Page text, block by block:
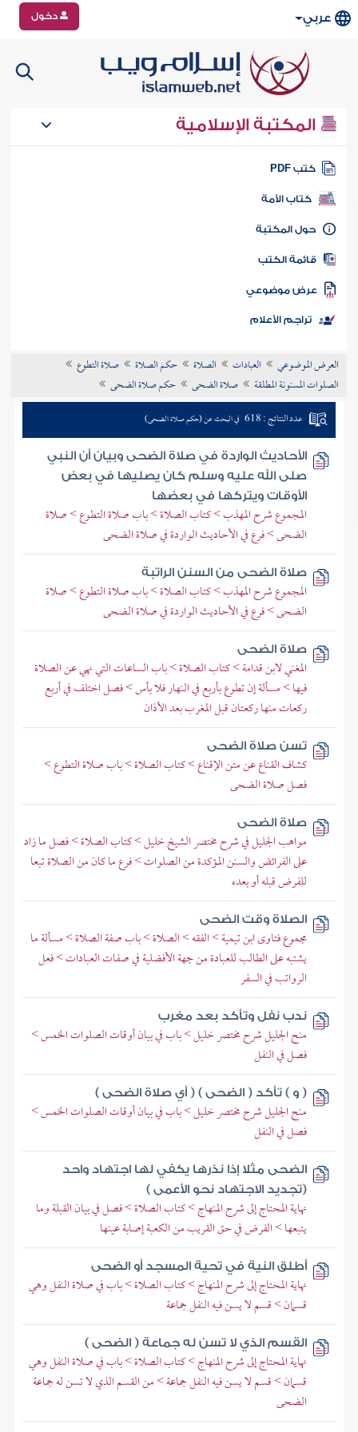
عربي دخول
المكتبة الإسلامية
كتب PDF
كتاب الأمة
المكتبة
الكتب
موضوعي
تراجم الأعلام
العرض الموضوعي العبادات الصلاة حكم الصلاة
صلاة التطوع
الصلوات المسنونة المطلقة
صلاة الضحى حكم صلاة الضحى
عدد النتائج : 618 في البحث عن (حكم صلاة الضحى)
الأحاديث الواردة في صلاة الضحى وبيان أن النبي
صلى الله عليه وسلم كان يصليها في بعض
الأوقات ويتركها في بعضها
المجموع شرح المهذب > كتاب الصلاة > باب صلاة التطوع > صلاة
الضحى > فرع في الأحاديث الواردة في صلاة الضحى
صلاة الضحى من السنن الراتبة
المجموع شرح المهذب > كتاب الصلاة > باب صلاة التطوع > صلاة
الضحى > فرع في الأحاديث الواردة في صلاة الضحى
صلاة الضحى
المغني لابن قدامة > كتاب الصلاة > باب الساعات التي نهي عن الصلاة
فيها > مسألة إن تطوع بأربع في النهار فلا بأس > فصل اختلف في أربع
ركعات منها ركعتان قبل المغرب بعد الأذان
تسن صلاة الضحى
كشاف القناع عن متن الإقناع > كتاب الصلاة > باب صلاة التطوع >
فصل صلاة الضحى
صلاة الضحى
مواهب الجليل في شرح مختصر الشيخ خليل > كتاب الصلاة > فصل ما زاد
على الفرائض والسنن المؤكدة من الصلوات > فرع ما كان من الصلاة تبعا
للفرض قبله أو بعده
الصلاة وقت الضحى
مجموع فتاوى ابن تيمية > الفقه > الصلاة > باب صفة الصلاة > مسألة ما
يشتبه على الطالب للعبادة من جهة الأفضلية في صفات العبادات > فعل
الرواتب في السفر
ندب نفل وتأكد بعد مغرب
منح الجليل شرح مختصر خليل > باب في بيان أوقات الصلوات الخمس >
فصل في النفل
( و ) تأكد ( الضحى ) ( أي صلاة الضحى )
منح الجليل شرح مختصر خليل > باب في بيان أوقات الصلوات الخمس >
فصل في النفل
الضحى مثلا إذا نذرها يكفي لها اجتهاد واحد
(تجديد الاجتهاد نحو الأعمى )
نهاية المحتاج إلى شرح المنهاج > كتاب الصلاة > فصل في بيان القبلة وما
يتبعها > الفرض في حق القريب من الكعبة إصابة عينها
أطلق النية في تحية المسجد أو الضحى
نهاية المحتاج إلى شرح المنهاج > كتاب الصلاة > باب في صلاة النفل وهي
قسمان > قسم لا يسن فيه النفل جماعة
القسم الذي لا تسن له جماعة ( الضحى )
نهاية المحتاج إلى شرح المنهاج > كتاب الصلاة > باب في صلاة النفل وهي
قسمان > قسم لا يسن فيه النفل جماعة > من القسم الذي لا تسن له جماعة
الضحى